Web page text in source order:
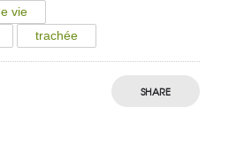
vie
trachée
SHARE